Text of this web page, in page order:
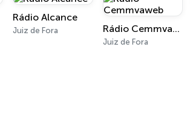
Rádio Alcance
Juiz de Fora Rádio Cemmvaweb
Juiz de Fora